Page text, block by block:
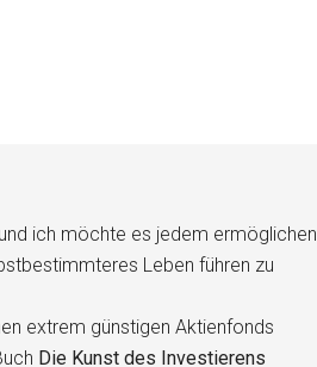
ich möchte es jedem ermöglichen
Leben führen zu
extrem günstigen Aktienfonds
Die Kunst des Investierens